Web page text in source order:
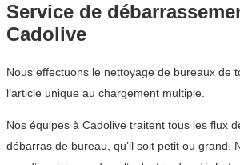
Service de
Cadolive
Nous effectuons le nettoyage de bureaux de
l’article unique au chargement multiple.
Nos équipes à Cadolive traitent tous les flux
débarras de bureau, qu’il soit petit ou grand.